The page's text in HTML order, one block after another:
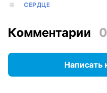
СЕРДЦЕ
Комментарии 0
Написать